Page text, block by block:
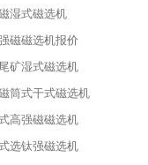
湿式磁选机
磁磁选机报价
矿湿式磁选机
筒式干式磁选机
高强磁磁选机
选钛强磁选机